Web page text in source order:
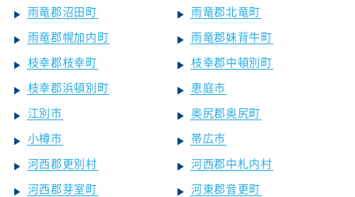
雨竜郡沼田町
雨竜郡北竜町
雨竜郡幌加内町
雨竜郡妹背牛町
枝幸郡枝幸町
枝幸郡中頓別町
枝幸郡浜頓別町
恵庭市
江別市
奥尻郡奥尻町
小樽市
帯広市
河西郡更別村
河西郡中札内村
河西郡芽室町
河東郡音更町